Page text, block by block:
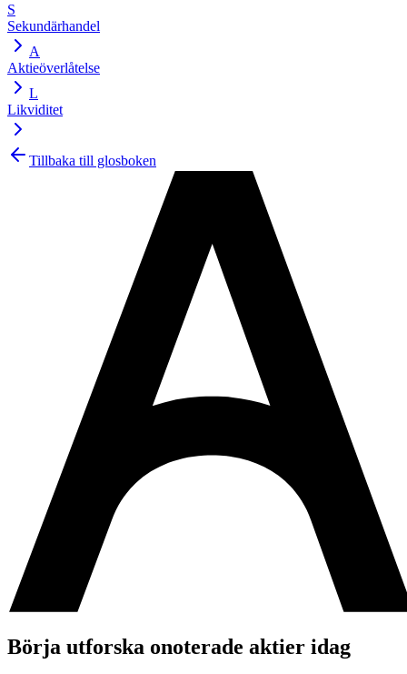
S
Sekundärhandel
A
Aktieöverlåtelse
L
Likviditet
Tillbaka till glosboken
Börja utforska onoterade aktier idag